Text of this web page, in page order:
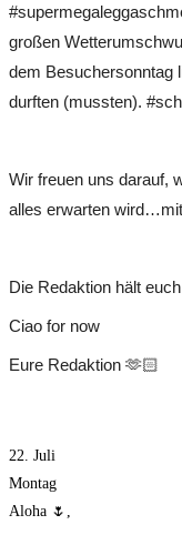
großen
dem Besuchersonntag
durften (mussten).
Wir freuen uns darauf,
alles erwarten
Die Redaktion hält
Ciao for now
Eure Redaktion 🫶🏻
22. Juli
Montag
Aloha 🌷,